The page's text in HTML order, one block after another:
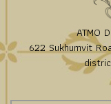
ATMO
622 Sukhumvit